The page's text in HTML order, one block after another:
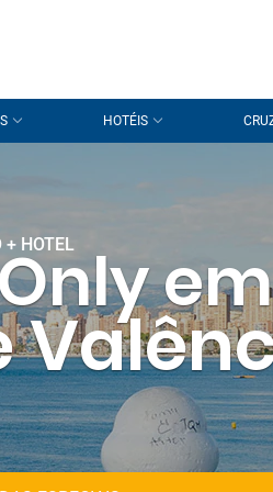
HOTÉIS
+ HOTEL em